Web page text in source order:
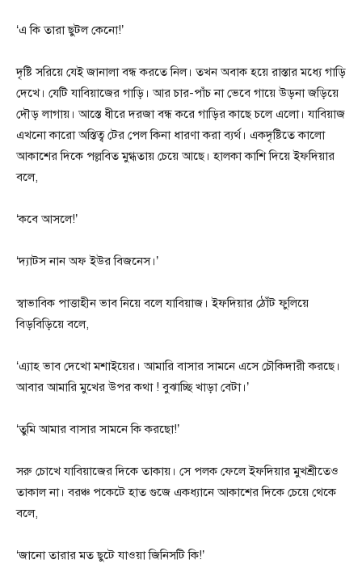
‘এ কি তারা ছুটল কেনো!’
দৃষ্টি সরিয়ে যেই জানালা বন্ধ করতে নিল। তখন অবাক হয়ে রাস্তার মধ্যে গাড়ি
দেখে। যেটি যাবিয়াজের গাড়ি। আর চার-পাঁচ না ভেবে গায়ে উড়না জড়িয়ে
দৌড় লাগায়। আস্তে ধীরে দরজা বন্ধ করে গাড়ির কাছে চলে এলো। যাবিয়াজ
এখনো কারো অস্তিত্ব টের পেল কিনা ধারণা করা ব্যর্থ। একদৃষ্টিতে কালো
আকাশের দিকে পল্লবিত মুগ্ধতায় চেয়ে আছে। হালকা কাশি দিয়ে ইফদিয়ার
বলে,
‘কবে আসলে!’
‘দ্যাটস নান অফ ইউর বিজনেস।’
স্বাভাবিক পাত্তাহীন ভাব নিয়ে বলে যাবিয়াজ। ইফদিয়ার ঠোঁট ফুলিয়ে
বিড়বিড়িয়ে বলে,
‘এ্যাহ ভাব দেখো মশাইয়ের। আমারি বাসার সামনে এসে চৌকিদারী করছে।
আবার আমারি মুখের উপর কথা ! বুঝাচ্ছি খাড়া বেটা।’
‘তুমি আমার বাসার সামনে কি করছো!’
সরু চোখে যাবিয়াজের দিকে তাকায়। সে পলক ফেলে ইফদিয়ার মুখশ্রীতেও
তাকাল না। বরঞ্চ পকেটে হাত গুজে একধ্যানে আকাশের দিকে চেয়ে থেকে
বলে,
‘জানো তারার মত ছুটে যাওয়া জিনিসটি কি!’